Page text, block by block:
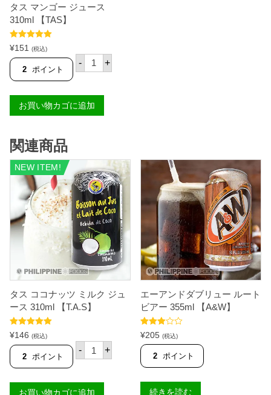
ー
m
A
S
C
タス マンゴー ジュース
310ml 【TAS】
5段階中5.00
の評価
¥151 (税込)
2 ポイント
- タ
ス
ゴ
ー
ジ
0
m
l
【
T
A
S
】
個
+
お買い物カゴに追加
関連商品
NEW ITEM!
タス ココナッツ ミルク ジュ
ース 310ml 【T.A.S】
5段階中5.00
の評価
¥146 (税込)
2 ポイント
- タ
ス
ナ
+
お買い物カゴに追加
エーアンドダブリュー ルート
ビアー 355ml 【A&W】
5段階中
3.50 の
評価
¥205 (税込)
2 ポイント
続きを読む